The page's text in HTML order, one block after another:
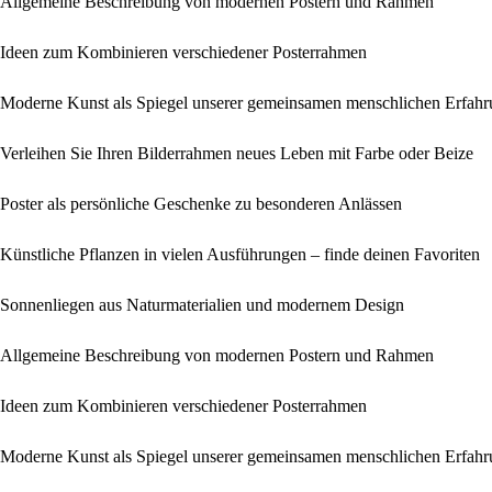
Ideen zum Kombinieren verschiedener Posterrahmen
Moderne Kunst als Spiegel unserer gemeinsamen menschlichen
Verleihen Sie Ihren Bilderrahmen neues Leben mit Farbe oder Beize
Poster als persönliche Geschenke zu besonderen Anlässen
Künstliche Pflanzen in vielen Ausführungen – finde deinen Favoriten
Sonnenliegen aus Naturmaterialien und modernem Design
Allgemeine Beschreibung von modernen Postern und Rahmen
Ideen zum Kombinieren verschiedener Posterrahmen
Moderne Kunst als Spiegel unserer gemeinsamen menschlichen